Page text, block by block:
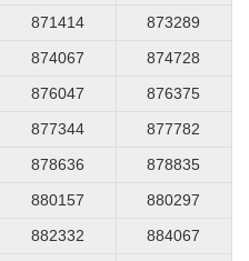
871414
873289
874067
874728
876047
876375
877344
877782
878636
878835
880157
880297
882332
884067